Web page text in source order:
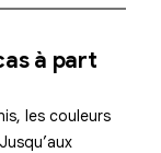
à part
les couleurs